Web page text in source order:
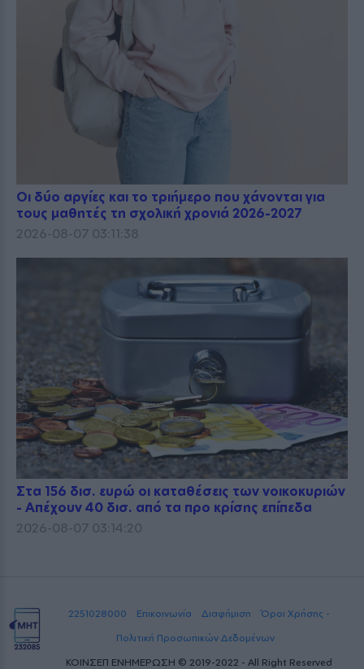
Οι δύο αργίες και το τριήμερο που χάνονται για
τους μαθητές τη σχολική χρονιά 2026-2027
2026-08-07 03:11:38
Στα 156 δισ. ευρώ οι καταθέσεις των νοικοκυριών
- Απέχουν 40 δισ. από τα προ κρίσης επίπεδα
2026-08-07 03:14:20
2251028000 Επικοινωνία Διαφήμιση
Όροι Χρήσης -
Πολιτική Προσωπικών Δεδομένων
ΚΟΙΝΣΕΠ ΕΝΗΜΕΡΩΣΗ © 2019-2022 - All Right Reserved